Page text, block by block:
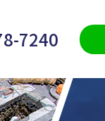
7240